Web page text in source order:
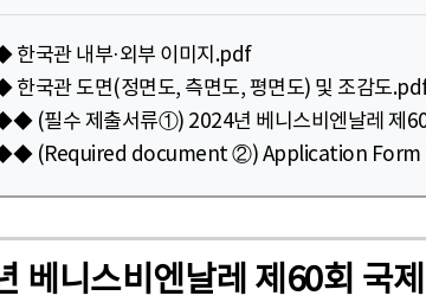
한국관 내부·외부 이미지.pdf
한국관 도면(정면도, 측면도, 평면도) 및 조감도
(필수 제출서류①) 2024년 베니스비엔날레 제
(Required document ②) Application Form
베니스비엔날레 제60회 국